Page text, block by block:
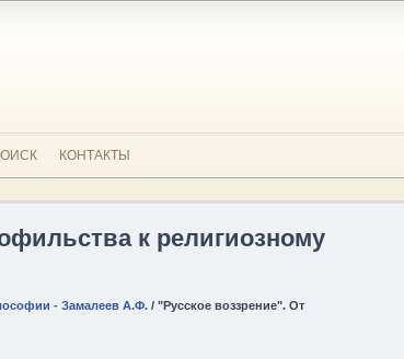
КОНТАКТЫ
к религиозному
- Замалеев А.Ф. / "Русское воззрение". От